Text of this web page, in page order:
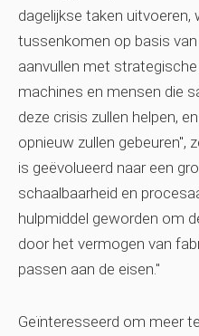
dagelijkse taken uitvoeren,
tussenkomen op basis
aanvullen met
machines en mensen die
deze crisis zullen helpen,
opnieuw zullen gebeuren",
is geëvolueerd naar een
schaalbaarheid en
hulpmiddel geworden om
door het vermogen van
passen aan de eisen."
Geïnteresseerd om meer